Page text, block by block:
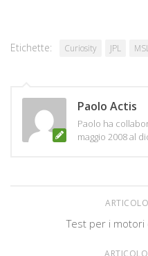
Etichette: Curiosity JPL
Paolo Actis
Paolo ha
maggio 2008 al
Test per i motori